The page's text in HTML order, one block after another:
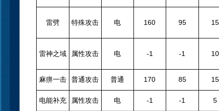
雷劈 特殊攻击 电 160 95 15
雷神之域 属性攻击 电 -1 -1 10
麻痹一击 普通攻击 普通 170 85 15
电能补充 属性攻击 电 -1 -1 5